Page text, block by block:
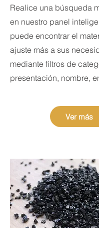
Realice una búsqueda
en nuestro panel
puede encontrar el
ajuste más a sus
mediante filtros de
presentación, nombre,
Ver más